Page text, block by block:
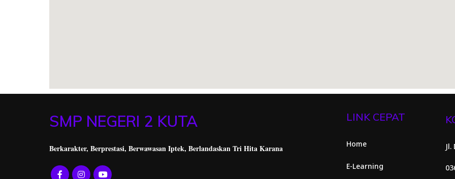
SMP NEGERI 2 KUTA
Berkarakter, Berprestasi, Berwawasan Iptek, Berlandaskan Tri HitaKarana
LINK CEPAT
Home
E-Learning